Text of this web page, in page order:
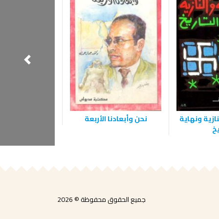
ونهاية نحن وأبعادنا الأربعة
جميع الحقوق محفوظة © 2026